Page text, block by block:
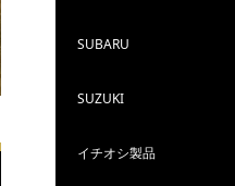
SUBARU
SUZUKI
イチオシ製品